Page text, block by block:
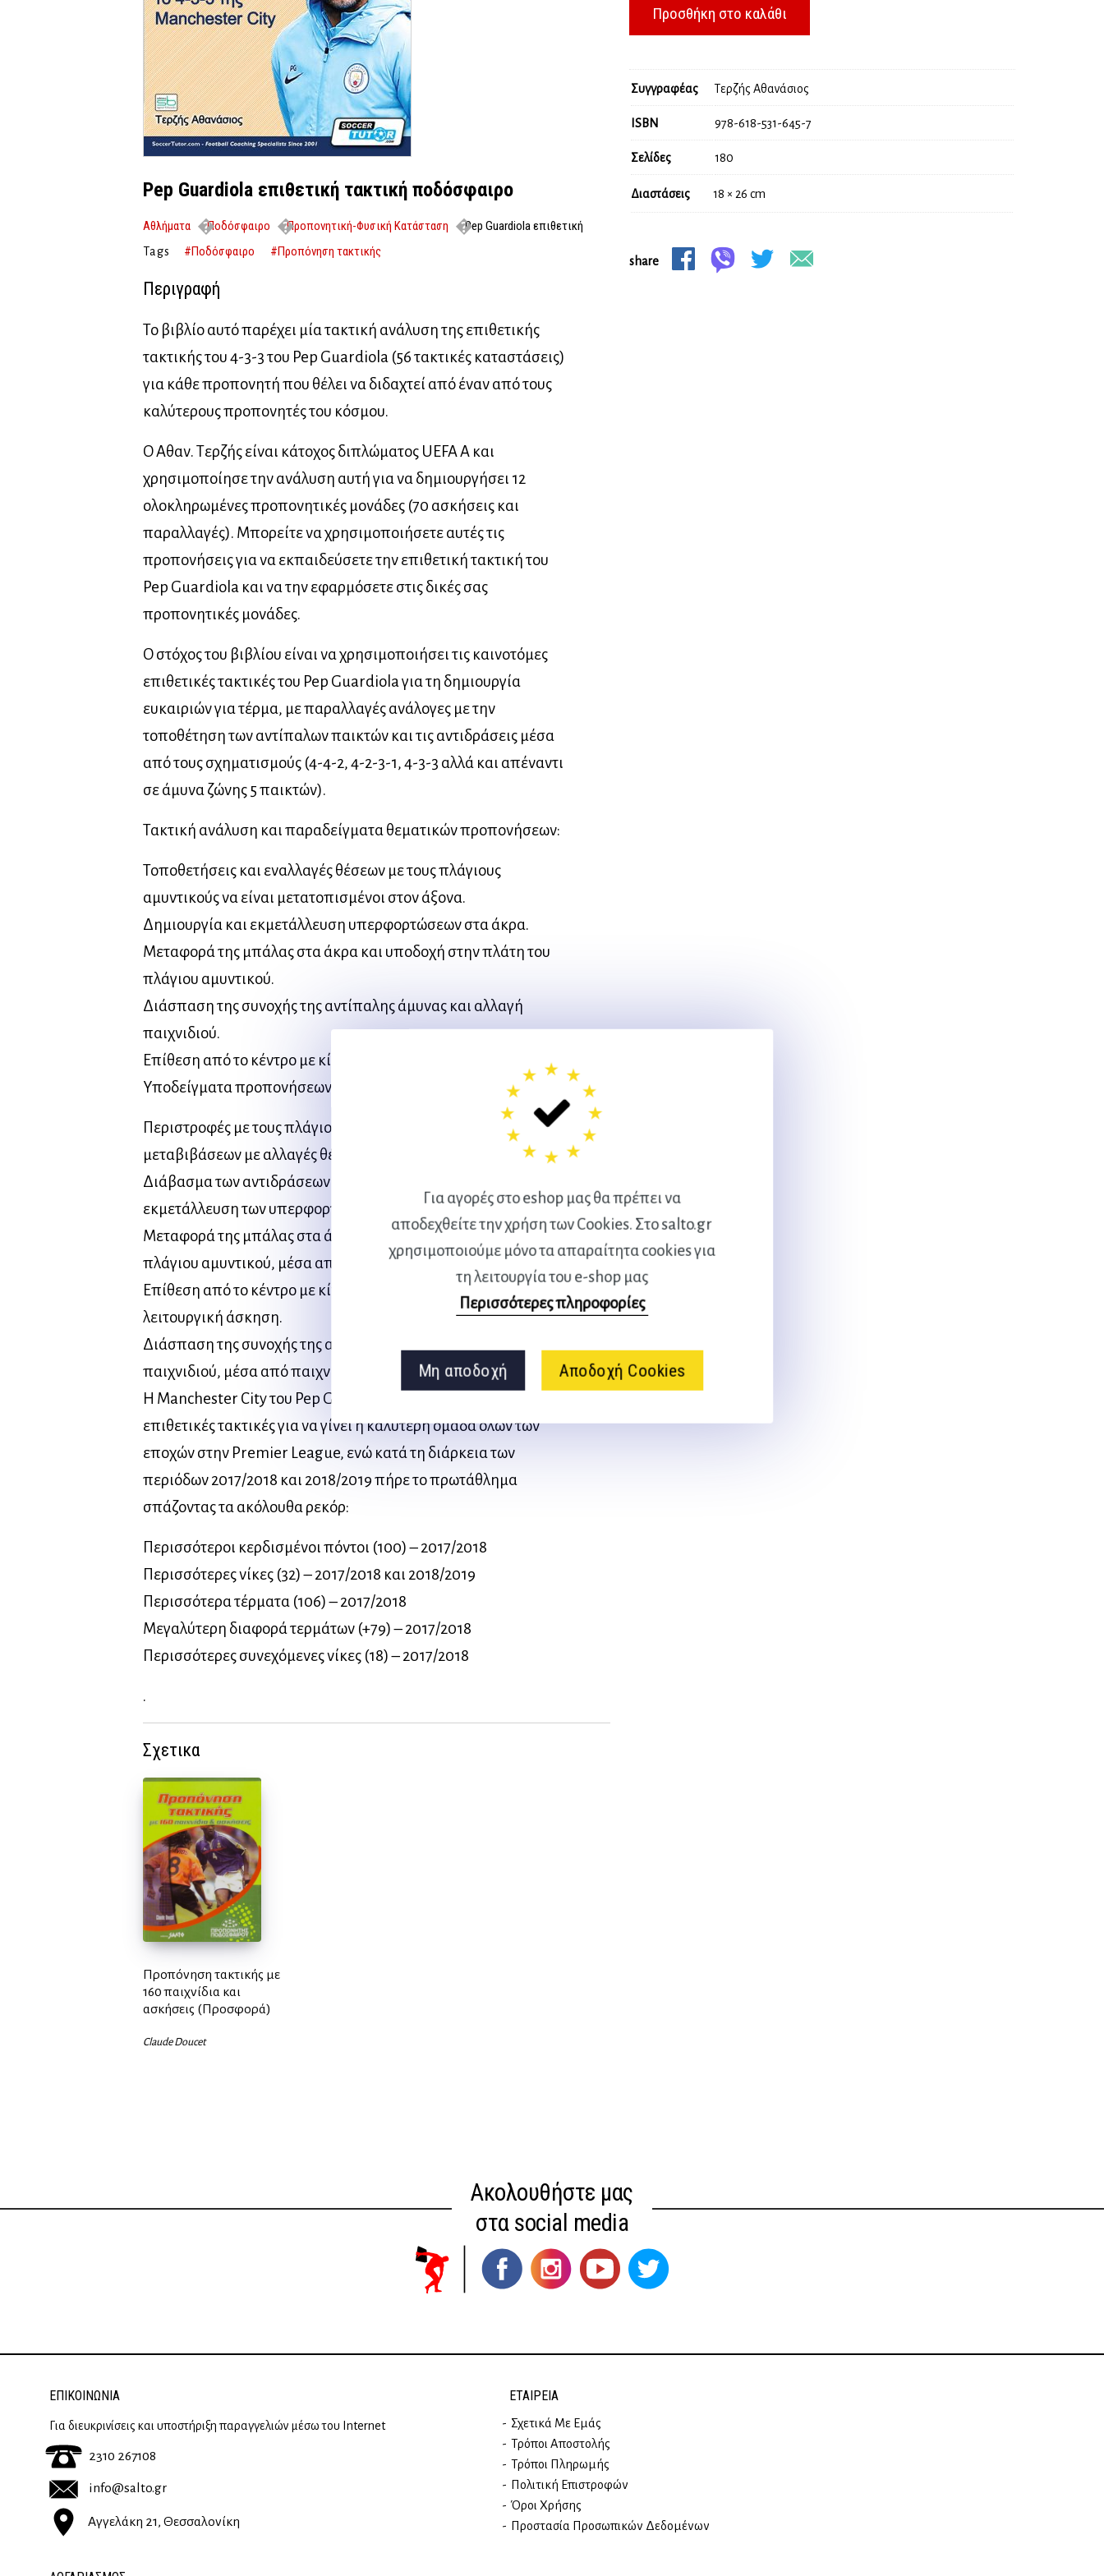
Για αγορές στο eshop μας θα πρέπει να
αποδεχθείτε την χρήση των Cookies. Στο salto.gr
χρησιμοποιούμε μόνο τα απαραίτητα cookies για
τη λειτουργία του e-shop μας
Περισσότερες πληροφορίες
Μη αποδοχή Αποδοχή Cookies
30,00 €.είναι:
27,00 €.
Προσθήκη στο καλάθι
Διαστάσεις 18 × 26 cm
Συγγραφέας Τερζής Αθανάσιος
ISBN 978-618-531-645-7
Σελίδες 180
share
Pep Guardiola επιθετική τακτική ποδόσφαιρο
Αθλήματα Ποδόσφαιρο Προπονητική-Φυσική Κατάσταση
Pep Guardiola επιθετική
τακτική ποδόσφαιρο
Tags #Ποδόσφαιρο #Προπόνηση τακτικής
Περιγραφή
Το βιβλίο αυτό παρέχει μία τακτική ανάλυση της επιθετικής
τακτικής του 4-3-3 του Pep Guardiola (56 τακτικές καταστάσεις)
για κάθε προπονητή που θέλει να διδαχτεί από έναν από τους
καλύτερους προπονητές του κόσμου.
Ο Αθαν. Τερζής είναι κάτοχος διπλώματος UEFA A και
χρησιμοποίησε την ανάλυση αυτή για να δημιουργήσει 12
ολοκληρωμένες προπονητικές μονάδες (70 ασκήσεις και
παραλλαγές). Μπορείτε να χρησιμοποιήσετε αυτές τις
προπονήσεις για να εκπαιδεύσετε την επιθετική τακτική του
Pep Guardiola και να την εφαρμόσετε στις δικές σας
προπονητικές μονάδες.
Ο στόχος του βιβλίου είναι να χρησιμοποιήσει τις καινοτόμες
επιθετικές τακτικές του Pep Guardiola για τη δημιουργία
ευκαιριών για τέρμα, με παραλλαγές ανάλογες με την
τοποθέτηση των αντίπαλων παικτών και τις αντιδράσεις μέσα
από τους σχηματισμούς (4-4-2, 4-2-3-1, 4-3-3 αλλά και απέναντι
σε άμυνα ζώνης 5 παικτών).
Τακτική ανάλυση και παραδείγματα θεματικών προπονήσεων:
Τοποθετήσεις και εναλλαγές θέσεων με τους πλάγιους
αμυντικούς να είναι μετατοπισμένοι στον άξονα.
Δημιουργία και εκμετάλλευση υπερφορτώσεων στα άκρα.
Μεταφορά της μπάλας στα άκρα και υποδοχή στην πλάτη του
πλάγιου αμυντικού.
Διάσπαση της συνοχής της αντίπαλης άμυνας και αλλαγή
παιχνιδιού.
Επίθεση από το κέντρο με κίνηση τρίτου παίκτη.
Υποδείγματα προπονήσεων:
Περιστροφές με τους πλάγιους αμυντικούς, μέσα από άσκηση
μεταβιβάσεων με αλλαγές θέσεων.
Διάβασμα των αντιδράσεων του αντιπάλου για την καλύτερη
εκμετάλλευση των υπερφορτώσεων στα άκρα.
Μεταφορά της μπάλας στα άκρα και υποδοχή στην πλάτη του
πλάγιου αμυντικού, μέσα από δυναμικό παιχνίδι.
Επίθεση από το κέντρο με κίνηση τρίτου παίκτη, μέσα από
λειτουργική άσκηση.
Διάσπαση της συνοχής της αντίπαλης άμυνας και αλλαγή
παιχνιδιού, μέσα από παιχνίδι 11ν11.
Η Manchester City του Pep Guardiola χρησιμοποίησε αυτές τις
επιθετικές τακτικές για να γίνει η καλύτερη ομάδα όλων των
εποχών στην Premier League, ενώ κατά τη διάρκεια των
περιόδων 2017/2018 και 2018/2019 πήρε το πρωτάθλημα
σπάζοντας τα ακόλουθα ρεκόρ:
Περισσότεροι κερδισμένοι πόντοι (100) – 2017/2018
Περισσότερες νίκες (32) – 2017/2018 και 2018/2019
Περισσότερα τέρματα (106) – 2017/2018
Μεγαλύτερη διαφορά τερμάτων (+79) – 2017/2018
Περισσότερες συνεχόμενες νίκες (18) – 2017/2018
.
Σχετικα
Προπόνηση τακτικής με
160 παιχνίδια και
ασκήσεις (Προσφορά)
Claude Doucet
Ακολουθήστε μας
στα social media
ΕΠΙΚΟΙΝΩΝΊΑ
Για διευκρινίσεις και υποστήριξη παραγγελιών μέσω του Internet
2310 267108
info@salto.gr
Αγγελάκη 21, Θεσσαλονίκη
ΕΤΑΙΡΕΊΑ
Σχετικά Με Εμάς
Τρόποι Αποστολής
Τρόποι Πληρωμής
Πολιτική Επιστροφών
Όροι Χρήσης
Προστασία Προσωπικών Δεδομένων